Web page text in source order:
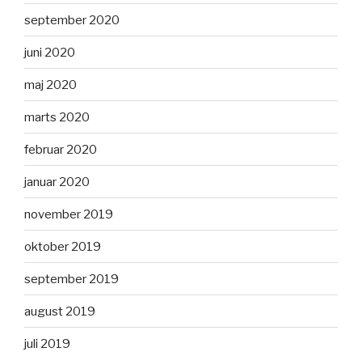
september 2020
juni 2020
maj 2020
marts 2020
februar 2020
januar 2020
november 2019
oktober 2019
september 2019
august 2019
juli 2019